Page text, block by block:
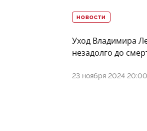
НОВОСТИ
Уход Владимира
незадолго до
23 ноября 2024 20:00